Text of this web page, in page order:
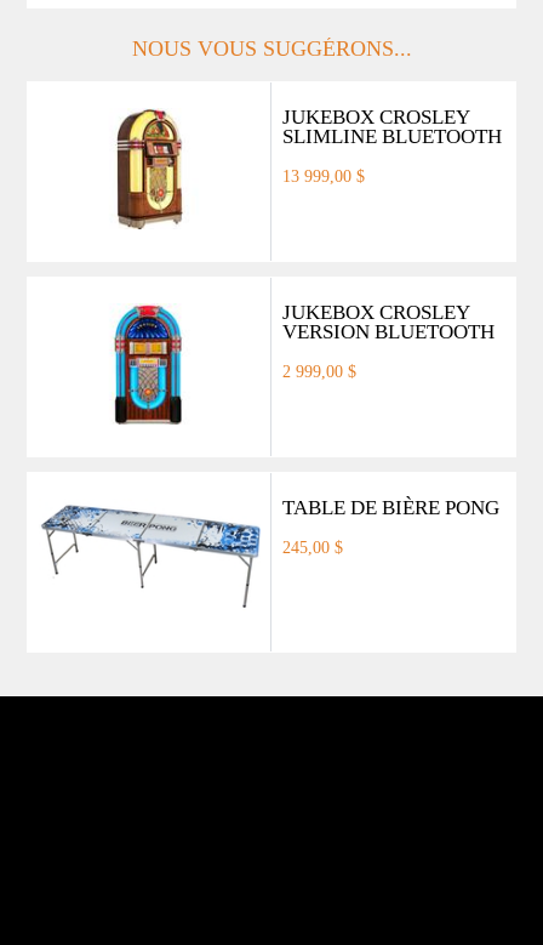
NOUS VOUS SUGGÉRONS...
JUKEBOX CROSLEY
SLIMLINE BLUETOOTH
13 999,00 $
JUKEBOX CROSLEY
VERSION BLUETOOTH
2 999,00 $
TABLE DE BIÈRE PONG
245,00 $